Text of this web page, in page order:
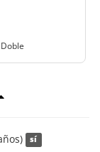
sí